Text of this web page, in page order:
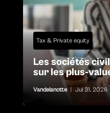
Tax & Private equity
Les sociétés
sur les plus-
Vandelanotte Jul 31, 2026